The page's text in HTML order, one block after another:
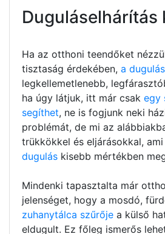
Duguláselhárítás
Ha az otthoni teendőket
tisztaság érdekében, a
legkellemetlenebb,
ha úgy látjuk, itt már csak egy
segíthet, ne is fogjunk neki
problémát, de mi az
trükkökkel és eljárásokkal,
dugulás kisebb mértékben
Mindenki tapasztalta már
jelenséget, hogy a mosdó,
zuhanytálca szűrője a külső
eldugult. Ez főleg ismerős